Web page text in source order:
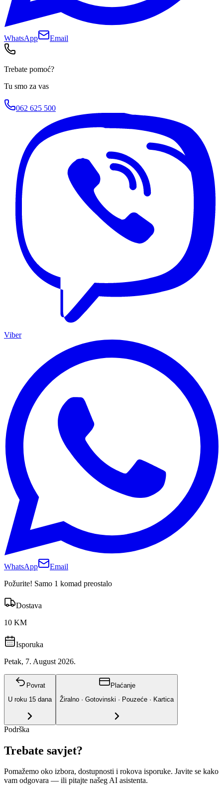
WhatsApp Email
Trebate pomoć?
Tu smo za vas
062 625 500
Viber
WhatsApp
Email
Požurite! Samo 1 komad preostalo
Dostava
10 KM
Isporuka
Petak, 7. August 2026.
Povrat
U roku 15 dana
Plaćanje
Žiralno · Gotovinski · Pouzeće · Kartica
Podrška
Trebate savjet?
Pomažemo oko izbora, dostupnosti i rokova isporuke. Javite se kako
vam odgovara — ili pitajte našeg AI asistenta.